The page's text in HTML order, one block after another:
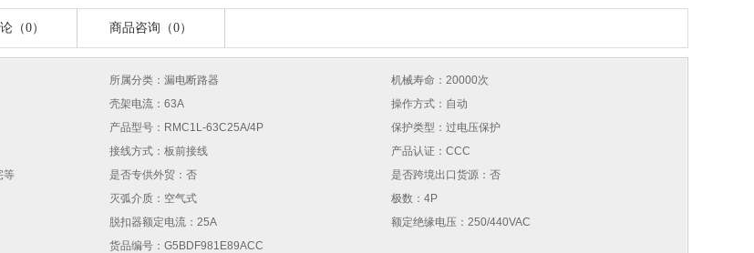
（0） 商品咨询（0）
所属分类：漏电断路器
机械寿命：20000次
壳架电流：63A
操作方式：自动
产品型号：RMC1L-63C25A/4P
保护类型：过电压保护
接线方式：板前接线
产品认证：CCC
等
是否专供外贸：否
是否跨境出口货源：否
灭弧介质：空气式
极数：4P
脱扣器额定电流：25A
额定绝缘电压：250/440VAC
货品编号：G5BDF981E89ACC